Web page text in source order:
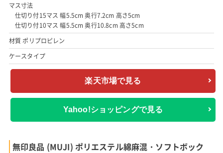
マス寸法
仕切り付15マス 幅5.5cm 奥行7.2cm 高さ5cm
仕切り付10マス 幅5.5cm 奥行10.8cm 高さ5cm
材質 ポリプロピレン
ケースタイプ
楽天市場で見る
Yahoo!ショッピングで見る
無印良品 (MUJI) ポリエステル綿麻混・ソフトボック